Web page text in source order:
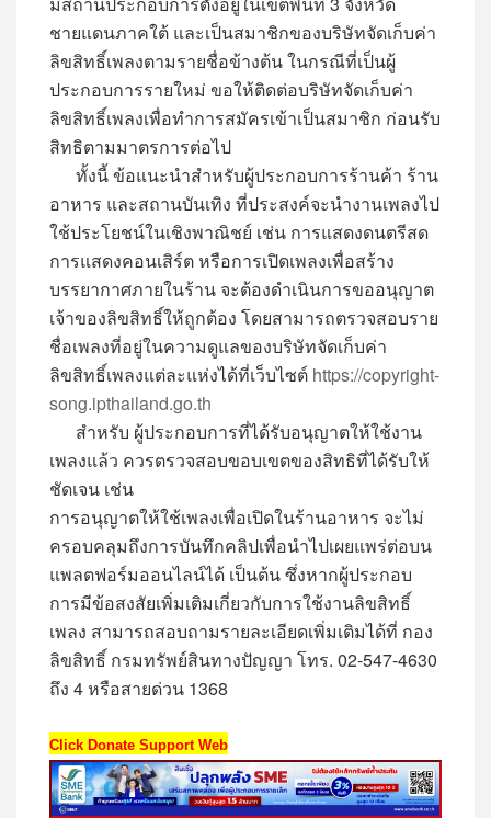
ชายแดนภาคใต้ และเป็นสมาชิกของบริษัทจัดเก็บค่า
ลิขสิทธิ์เพลงตามรายชื่อข้างต้น ในกรณีที่เป็นผู้
ประกอบการรายใหม่ ขอให้ติดต่อบริษัทจัดเก็บค่า
ลิขสิทธิ์เพลงเพื่อทำการสมัครเข้าเป็นสมาชิก ก่อนรับ
สิทธิตามมาตรการต่อไป
​ ทั้งนี้ ข้อแนะนำสำหรับผู้ประกอบการร้านค้า ร้าน
อาหาร และสถานบันเทิง ที่ประสงค์จะนำงานเพลงไป
ใช้ประโยชน์ในเชิงพาณิชย์ เช่น การแสดงดนตรีสด
การแสดงคอนเสิร์ต หรือการเปิดเพลงเพื่อสร้าง
บรรยากาศภายในร้าน จะต้องดำเนินการขออนุญาต
เจ้าของลิขสิทธิ์ให้ถูกต้อง โดยสามารถตรวจสอบราย
ชื่อเพลงที่อยู่ในความดูแลของบริษัทจัดเก็บค่า
ลิขสิทธิ์เพลงแต่ละแห่งได้ที่เว็บไซต์ https://copyright-
song.ipthailand.go.th
สำหรับ ผู้ประกอบการที่ได้รับอนุญาตให้ใช้งาน
เพลงแล้ว ควรตรวจสอบขอบเขตของสิทธิที่ได้รับให้
ชัดเจน เช่น
การอนุญาตให้ใช้เพลงเพื่อเปิดในร้านอาหาร จะไม่
ครอบคลุมถึงการบันทึกคลิปเพื่อนำไปเผยแพร่ต่อบน
แพลตฟอร์มออนไลน์ได้ เป็นต้น ซึ่งหากผู้ประกอบ
การมีข้อสงสัยเพิ่มเติมเกี่ยวกับการใช้งานลิขสิทธิ์
เพลง สามารถสอบถามรายละเอียดเพิ่มเติมได้ที่ กอง
ลิขสิทธิ์ กรมทรัพย์สินทางปัญญา โทร. 02-547-4630
ถึง 4 หรือสายด่วน 1368
Click Donate Support Web